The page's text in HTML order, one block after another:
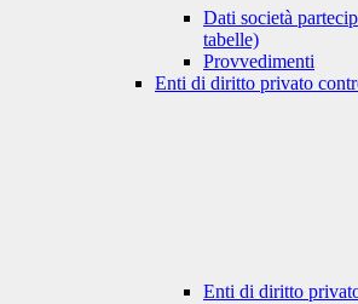
Dati società
tabelle)
Provvedimenti
Enti di diritto privato
Enti di diritto